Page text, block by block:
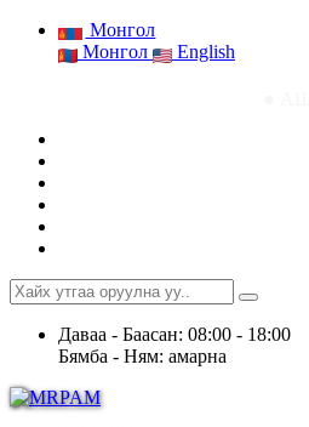
Монгол
Монгол
English
Даваа - Баасан: 08:00 - 18:00
Бямба - Ням: амарна